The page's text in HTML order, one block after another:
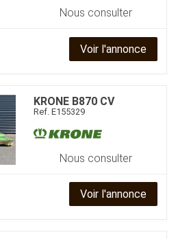
Nous consulter
Voir l'annonce
KRONE B870 CV
Ref. E155329
Nous consulter
Voir l'annonce